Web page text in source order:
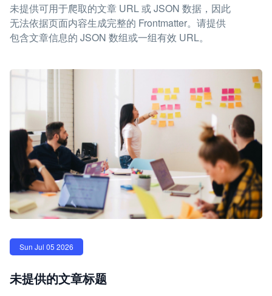
未提供可用于爬取的文章 URL 或 JSON 数据，因此
无法依据页面内容生成完整的 Frontmatter。请提供
包含文章信息的 JSON 数组或一组有效 URL。
Sun Jul 05 2026
未提供的文章标题